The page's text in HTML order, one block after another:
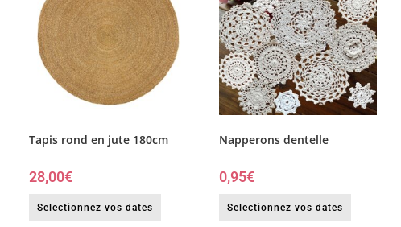
Tapis rond en jute 180cm
28,00€
Selectionnez vos dates
Napperons dentelle
0,95€
Selectionnez vos dates